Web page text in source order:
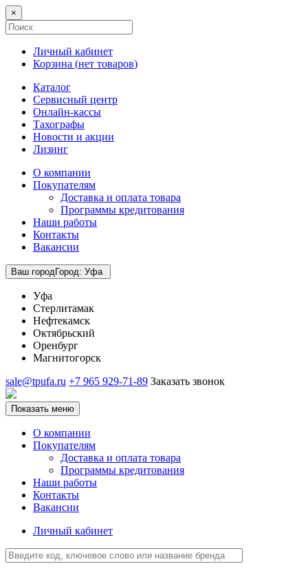
×
Личный кабинет
Корзина (нет товаров)
Каталог
Сервисный центр
Онлайн-кассы
Тахографы
Новости и акции
Лизинг
О компании
Покупателям
Доставка и оплата товара
Программы кредитования
Наши работы
Контакты
Вакансии
Ваш городГород: Уфа
Уфа
Стерлитамак
Нефтекамск
Октябрьский
Оренбург
Магнитогорск
sale@tpufa.ru +7 965 929-71-89 Заказать звонок
Показать меню
О компании
Покупателям
Доставка и оплата товара
Программы кредитования
Наши работы
Контакты
Вакансии
Личный кабинет